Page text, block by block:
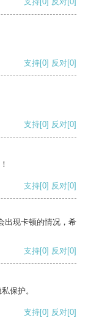
支持[0] 反对[0]
支持[0] 反对[0]
支持[0] 反对[0]
出现卡顿的情况，希
支持[0] 反对[0]
保护。
支持[0] 反对[0]